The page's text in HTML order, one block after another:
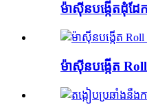
ម៉ាស៊ីនបង្កើតដុំដ
ម៉ាស៊ីនបង្កើត